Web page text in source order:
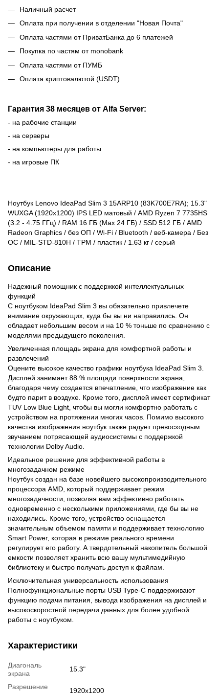
Наличный расчет
Оплата при получении в отделении "Новая Почта"
Оплата частями от ПриватБанка до 6 платежей
Покупка по частям от monobank
Оплата частями от ПУМБ
Оплата криптовалютой (USDT)
Гарантия 38 месяцев от Alfa Server:
- на рабочие станции
- на серверы
- на компьютеры для работы
- на игровые ПК
Ноутбук Lenovo IdeaPad Slim 3 15ARP10 (83K700E7RA); 15.3"
WUXGA (1920x1200) IPS LED матовый / AMD Ryzen 7 7735HS
(3.2 - 4.75 ГГц) / RAM 16 ГБ (Max 24 ГБ) / SSD 512 ГБ / AMD
Radeon Graphics / без ОП / Wi-Fi / Bluetooth / веб-камера / Без
ОС / MIL-STD-810H / TPM / пластик / 1.63 кг / серый
Описание
Надежный помощник с поддержкой интеллектуальных
функций
C ноутбуком IdeaPad Slim 3 вы обязательно привлечете
внимание окружающих, куда бы вы ни направились. Он
обладает небольшим весом и на 10 % тоньше по сравнению с
моделями предыдущего поколения.
Увеличенная площадь экрана для комфортной работы и
развлечений
Оцените высокое качество графики ноутбука IdeaPad Slim 3.
Дисплей занимает 88 % площади поверхности экрана,
благодаря чему создается впечатление, что изображение как
будто парит в воздухе. Кроме того, дисплей имеет сертификат
TUV Low Blue Light, чтобы вы могли комфортно работать с
устройством на протяжении многих часов. Помимо высокого
качества изображения ноутбук также радует превосходным
звучанием потрясающей аудиосистемы с поддержкой
технологии Dolby Audio.
Идеальное решение для эффективной работы в
многозадачном режиме
Ноутбук создан на базе новейшего высокопроизводительного
процессора AMD, который поддерживает режим
многозадачности, позволяя вам эффективно работать
одновременно с несколькими приложениями, где бы вы не
находились. Кроме того, устройство оснащается
значительным объемом памяти и поддерживает технологию
Smart Power, которая в режиме реального времени
регулирует его работу. А твердотельный накопитель большой
емкости позволяет хранить всю вашу мультимедийную
библиотеку и быстро получать доступ к файлам.
Исключительная универсальность использования
Полнофункциональные порты USB Type-C поддерживают
функцию подачи питания, вывода изображения на дисплей и
высокоскоростной передачи данных для более удобной
работы с ноутбуком.
Характеристики
Диагональ
экрана
15.3"
Разрешение
1920x1200